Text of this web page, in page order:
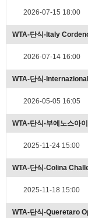
2026-07-15 18:00
WTA-단식-Italy
2026-07-14 16:00
WTA-단식-
2026-05-05 16:05
WTA-단식-부에노스아
2025-11-24 15:00
WTA-단식-Colina
2025-11-18 15:00
WTA-단식-Queretaro